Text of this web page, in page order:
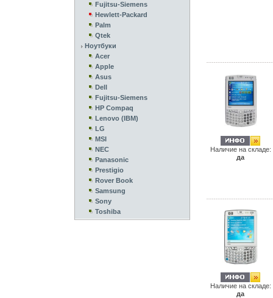
Fujitsu-Siemens
Hewlett-Packard
Palm
Qtek
Ноутбуки
Acer
Apple
Asus
Dell
Fujitsu-Siemens
HP Compaq
Lenovo (IBM)
LG
MSI
NEC
Panasonic
Prestigio
Rover Book
Samsung
Sony
Toshiba
Наличие на складе:
да
Наличие на складе:
да